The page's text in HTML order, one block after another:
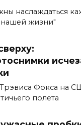
наслаждаться
жизни"
Фокса на
полета